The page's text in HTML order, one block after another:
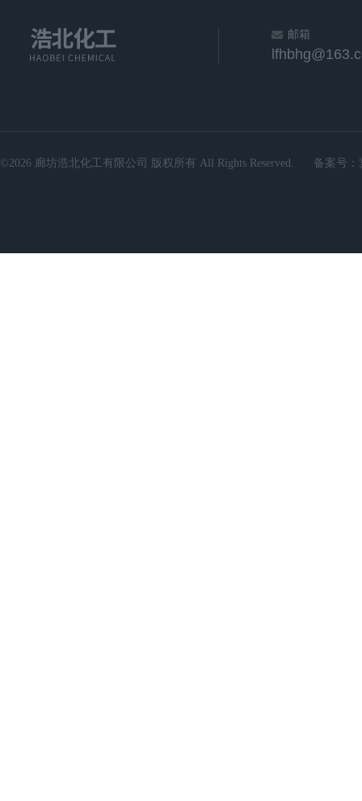
邮箱
©2026 廊坊浩北化工有限公司 版权所有 All Rights Reserved. 备案号：